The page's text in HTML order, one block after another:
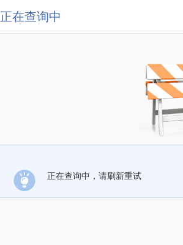
正在查询中
正在查询中，请刷新重试